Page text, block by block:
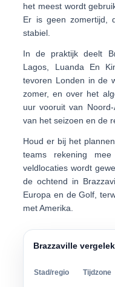
het meest wordt
Er is geen zomertijd ,
stabiel.
In de praktijk deelt
Lagos
Luanda En
tevoren Londen in de
zomer, en over het
uur vooruit van
van het seizoen en de
Houd er bij het
teams rekening
veldlocaties wordt
de ochtend in
Europa en de Golf,
met Amerika.
Brazzaville
Stad/regio Tijdzone